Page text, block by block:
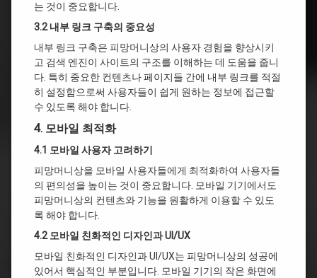
는 것이 중요합니다.
3.2 내부 링크 구축의 중요성
내부 링크 구축은 피망머니상의 사용자 경험을 향상시키
고 검색 엔진이 사이트의 구조를 이해하는 데 도움을 줍니
다. 특히 중요한 컨텐츠나 페이지들 간에 내부 링크를 적절
히 설정함으로써 사용자들이 쉽게 원하는 정보에 접근할
수 있도록 해야 합니다.
4. 모바일 최적화
4.1 모바일 사용자 고려하기
피망머니상을 모바일 사용자들에게 최적화하여 사용자들
의 편의성을 높이는 것이 중요합니다. 모바일 기기에서도
피망머니상의 컨텐츠와 기능을 원활하게 이용할 수 있도
록 해야 합니다.
4.2 모바일 친화적인 디자인과 UI/UX
모바일 친화적인 디자인과 UI/UX는 피망머니상의 성공에
있어서 핵심적인 부분입니다. 모바일 기기의 작은 화면에